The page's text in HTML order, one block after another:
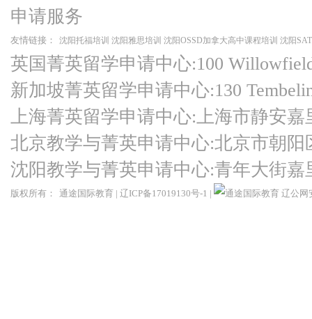
申请服务
友情链接： 沈阳托福培训 沈阳雅思培训 沈阳OSSD加拿大高中课程培训 沈阳
英国菁英留学申请中心:100
新加坡菁英留学申请中心:130
上海菁英留学申请中心:上海市静安嘉
北京教学与菁英申请中心:北京市朝
沈阳教学与菁英申请中心:青年大街
版权所有： 通途国际教育 | 辽ICP备17019130号-1 | 辽公网